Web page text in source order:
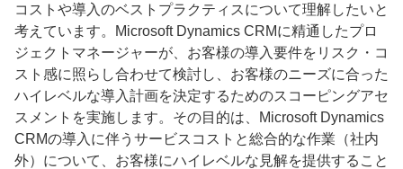
コストや導入のベストプラクティスについて理解したいと
考えています。Microsoft Dynamics CRMに精通したプロ
ジェクトマネージャーが、お客様の導入要件をリスク・コ
スト感に照らし合わせて検討し、お客様のニーズに合った
ハイレベルな導入計画を決定するためのスコーピングアセ
スメントを実施します。その目的は、Microsoft Dynamics
CRMの導入に伴うサービスコストと総合的な作業（社内
外）について、お客様にハイレベルな見解を提供すること